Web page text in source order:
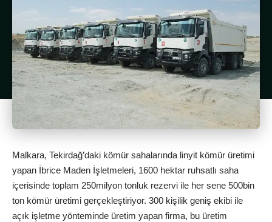
Malkara, Tekirdağ’daki kömür sahalarında linyit kömür üretimi
yapan İbrice Maden İşletmeleri, 1600 hektar ruhsatlı saha
içerisinde toplam 250milyon tonluk rezervi ile her sene 500bin
ton kömür üretimi gerçekleştiriyor. 300 kişilik geniş ekibi ile
açık işletme yönteminde üretim yapan firma, bu üretim